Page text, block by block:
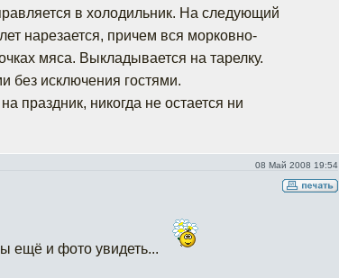
в холодильник. На следующий
нарезается, причем вся морковно-
мяса. Выкладывается на тарелку.
без исключения гостями.
праздник, никогда не остается ни
08 Май 2008 19:54
ещё и фото увидеть...